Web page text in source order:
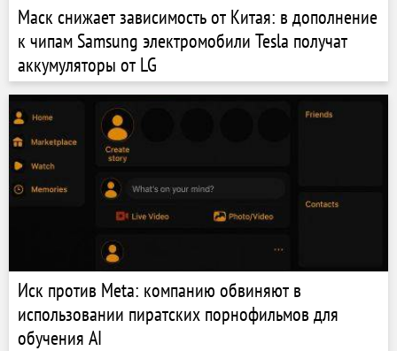
Маск снижает зависимость от Китая: в дополнение
к чипам Samsung электромобили Tesla получат
аккумуляторы от LG
Иск против Meta: компанию обвиняют в
использовании пиратских порнофильмов для
обучения AI